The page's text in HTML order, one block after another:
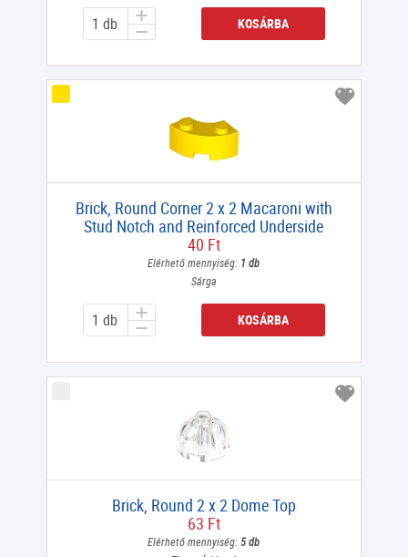
KOSÁRBA
Brick, Round Corner 2 x 2 Macaroni with
Stud Notch and Reinforced Underside
40 Ft
Elérhető mennyiség: 1 db
Sárga
KOSÁRBA
Brick, Round 2 x 2 Dome Top
63 Ft
Elérhető mennyiség:5 db